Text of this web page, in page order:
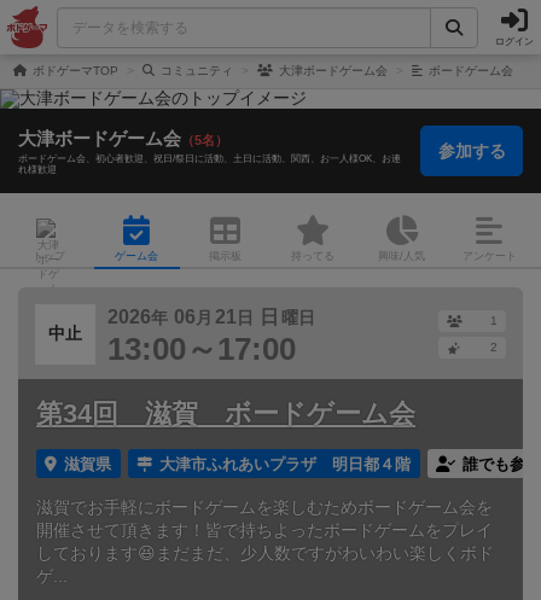
ログイン
ボドゲーマTOP コミュニティ 大津ボードゲーム会 ボードゲーム会
大津ボードゲーム会 （5名）
ボードゲーム会 初心者歓迎 祝日/祭日に活動 土日に活動 関西 お一人様OK
お連
れ様歓迎
参加する
トップ ゲーム会 掲示板 持ってる 興味/人気 アンケート
中止
2026年 06 月 21 日 日 曜日
13:00～17:00
1
2
第34回 滋賀 ボードゲーム会
滋賀県 大津市ふれあいプラザ 明日都４階 誰でも参加
滋賀でお手軽にボードゲームを楽しむためボードゲーム会を
開催させて頂きます！皆で持ちよったボードゲームをプレイ
しております😆まだまだ、少人数ですがわいわい楽しくボド
ゲ...